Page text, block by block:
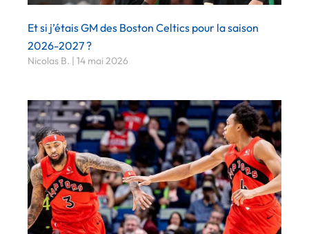
Et si j’étais GM des Boston Celtics pour la saison
2026-2027 ?
Nicolas B. 14 mai 2026